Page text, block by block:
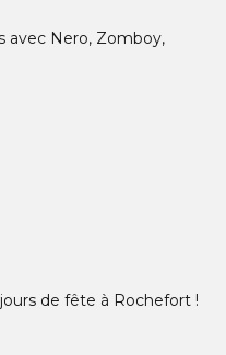
avec Nero, Zomboy,
de fête à Rochefort !